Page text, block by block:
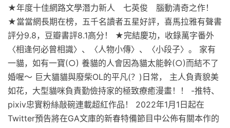
★年度十佳網路文學潛力新人 七英俊 腦動清奇之作！
★當當網長期在榜，五千名讀者五星好評，喜馬拉雅有聲書
評分9.8，豆瓣書評8.1高分！ ★完結慶功，收錄萬字番外
〈相逢何必曾相識〉、〈人物小傳〉、〈小段子〉。 家有
一貓，如有一寶(○) 養貓的人會因為貓太能幹(○)而結不了
婚喔～ 巨大貓貓與廢柴OL的平凡(？)日常， 主人負責貌美
如花，大型貓咪負責勤儉持家的極致療癒漫畫！！ -推特、
pixiv忠實粉絲敲碗連載超紅作品！ 2022年1月1日起在
Twitter預告將在GA文庫的新春特備節目中公佈有關本作的